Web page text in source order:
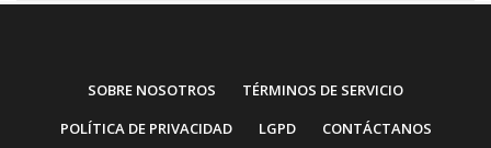
SOBRE NOSOTROS
TÉRMINOS DE SERVICIO
POLÍTICA DE PRIVACIDAD
LGPD CONTÁCTANOS